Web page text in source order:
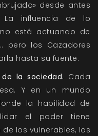
desde antes
influencia de lo
está actuando de
pero los Cazadores
hasta su fuente.
la sociedad. Cada
Y en un mundo
la habilidad de
el poder tiene
los vulnerables, los